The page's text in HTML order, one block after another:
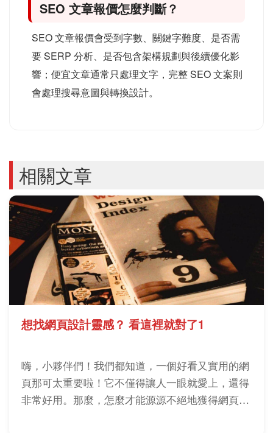
SEO 文章報價怎麼判斷？
SEO 文章報價會受到字數、關鍵字難度、是否需
要 SERP 分析、是否包含架構規劃與後續優化影
響；便宜文章通常只處理文字，完整 SEO 文案則
會處理搜尋意圖與轉換設計。
相關文章
想找網頁設計靈感？ 看這裡就對了1
嗨，小夥伴們！我們都知道，一個好看又實用的網
頁那可太重要啦！它不僅得讓人一眼就愛上，還得
非常好用。那麼，怎麼才能源源不絕地獲得網頁設